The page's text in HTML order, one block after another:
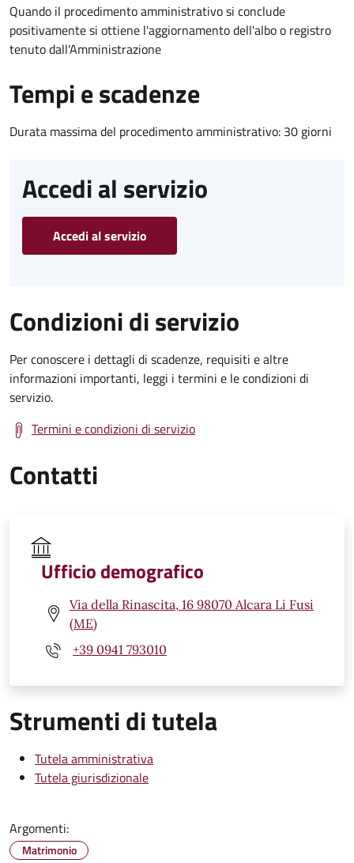
Quando il procedimento amministrativo si conclude
positivamente si ottiene l'aggiornamento dell'albo o registro
tenuto dall'Amministrazione
Tempi e scadenze
Durata massima del procedimento amministrativo: 30 giorni
Accedi al servizio
Accedi al servizio
Condizioni di servizio
Per conoscere i dettagli di scadenze, requisiti e altre
informazioni importanti, leggi i termini e le condizioni di
servizio.
Termini e condizioni di servizio
Contatti
Ufficio demografico
Via della Rinascita, 16 98070 Alcara Li Fusi
(ME)
+39 0941 793010
Strumenti di tutela
Tutela amministrativa
Tutela giurisdizionale
Argomenti:
Matrimonio